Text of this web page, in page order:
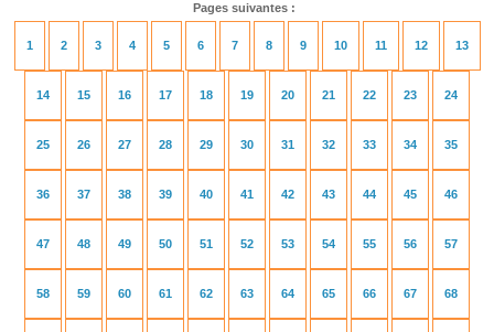
Pages suivantes :
1 2 3 4 5 6 7 8 9 10 11 12 13
14 15 16 17 18 19 20 21 22 23 24
25 26 27 28 29 30 31 32 33 34 35
36 37 38 39 40 41 42 43 44 45 46
47 48 49 50 51 52 53 54 55 56 57
58 59 60 61 62 63 64 65 66 67 68